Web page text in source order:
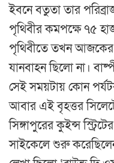
ইবনে বতুতা তার
পৃথিবীর কমপক্ষে ৭৫
পৃথিবীতে তখন
যানবাহন ছিলো না।
সেই সময়টায় কোন
আবার এই বৃহত্তর
সিঙ্গাপুরের কুইন্স
সাইকেলে শুরু